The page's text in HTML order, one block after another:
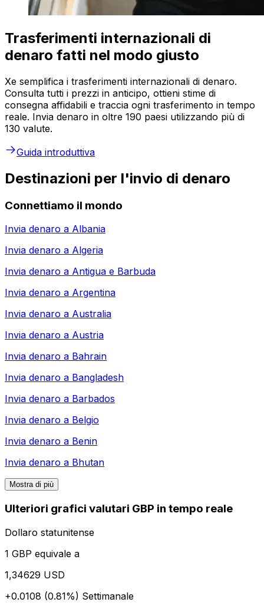
Trasferimenti internazionali di
denaro fatti nel modo giusto
Xe semplifica i trasferimenti internazionali di denaro.
Consulta tutti i prezzi in anticipo, ottieni stime di
consegna affidabili e traccia ogni trasferimento in tempo
reale. Invia denaro in oltre 190 paesi utilizzando più di
130 valute.
Guida introduttiva
Destinazioni per l'invio di denaro
Connettiamo il mondo
Invia denaro a Albania
Invia denaro a Algeria
Invia denaro a Antigua e Barbuda
Invia denaro a Argentina
Invia denaro a Australia
Invia denaro a Austria
Invia denaro a Bahrain
Invia denaro a Bangladesh
Invia denaro a Barbados
Invia denaro a Belgio
Invia denaro a Benin
Invia denaro a Bhutan
Mostra di più
Ulteriori grafici valutari GBP in tempo reale
Dollaro statunitense
1 GBP equivale a
1,34629 USD
+0.0108 (0.81%) Settimanale